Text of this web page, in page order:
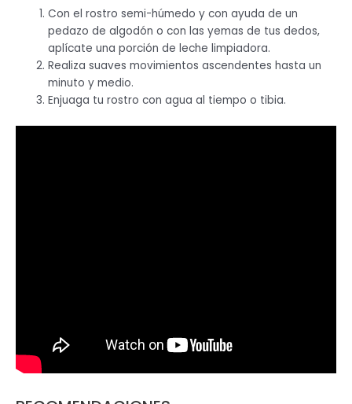
Con el rostro semi-húmedo y con ayuda de un
pedazo de algodón o con las yemas de tus dedos,
aplícate una porción de leche limpiadora.
Realiza suaves movimientos ascendentes hasta un
minuto y medio.
Enjuaga tu rostro con agua al tiempo o tibia.